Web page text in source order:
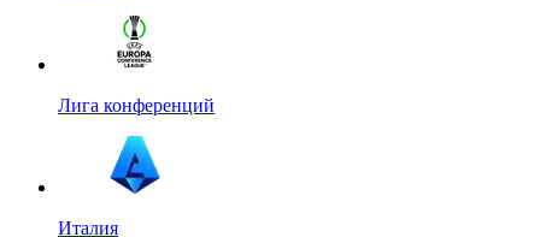
Лига конференций
Италия